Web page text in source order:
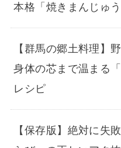
本格「焼きまんじゅ
【群馬の郷土料理】
身体の芯まで温まる
レシピ
【保存版】絶対に失